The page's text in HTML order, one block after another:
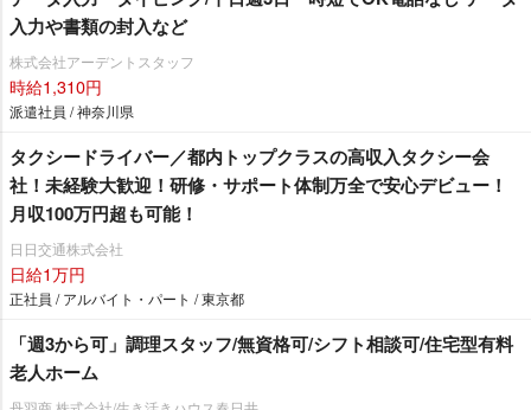
入力や書類の封入など
株式会社アーデントスタッフ
時給1,310円
派遣社員 / 神奈川県
タクシードライバー／都内トップクラスの高収入タクシー会
社！未経験大歓迎！研修・サポート体制万全で安心デビュー！
月収100万円超も可能！
日日交通株式会社
日給1万円
正社員 / アルバイト・パート / 東京都
「週3から可」調理スタッフ/無資格可/シフト相談可/住宅型有料
老人ホーム